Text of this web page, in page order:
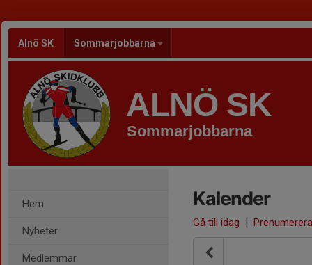
Alnö SK Sommarjobbarna
ALNÖ SK
Sommarjobbarna
Hem
Nyheter
Medlemmar
Kalender
Gå till idag | Prenumerera